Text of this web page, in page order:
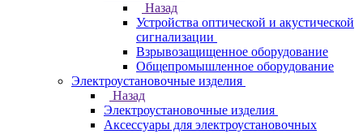
Назад
Устройства оптической и акустической
сигнализации
Взрывозащищенное оборудование
Общепромышленное оборудование
Электроустановочные изделия
Назад
Электроустановочные изделия
Аксессуары для электроустановочных